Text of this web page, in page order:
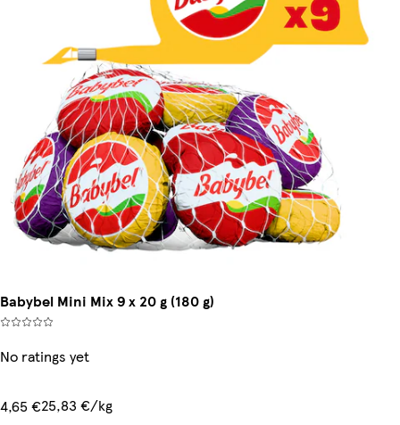
Babybel Mini Mix 9 x 20 g (180 g)
No ratings yet
4,65 €25,83 €/kg